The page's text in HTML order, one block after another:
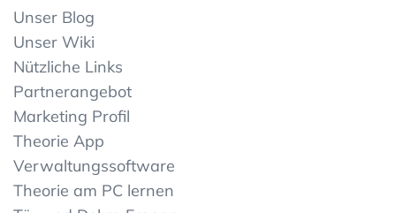
Unser Blog
Unser Wiki
Nützliche Links
Partnerangebot
Marketing Profil
Theorie App
Verwaltungssoftware
Theorie am PC lernen